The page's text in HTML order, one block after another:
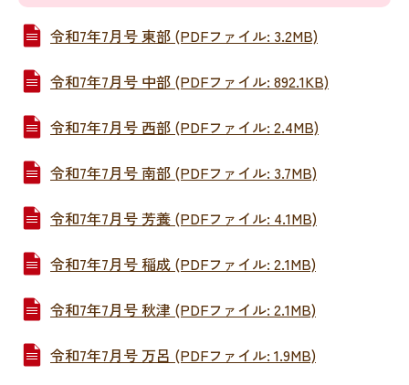
令和7年7月号 東部 (PDFファイル: 3.2MB)
令和7年7月号 中部 (PDFファイル: 892.1KB)
令和7年7月号 西部 (PDFファイル: 2.4MB)
令和7年7月号 南部 (PDFファイル: 3.7MB)
令和7年7月号 芳養 (PDFファイル: 4.1MB)
令和7年7月号 稲成 (PDFファイル: 2.1MB)
令和7年7月号 秋津 (PDFファイル: 2.1MB)
令和7年7月号 万呂 (PDFファイル: 1.9MB)